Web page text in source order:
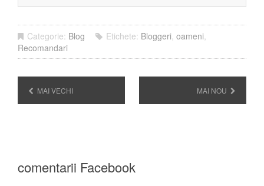
Categorie: Blog Etichete: Bloggeri, oameni,
Recomandari
MAI VECHI MAI NOU
comentarii Facebook